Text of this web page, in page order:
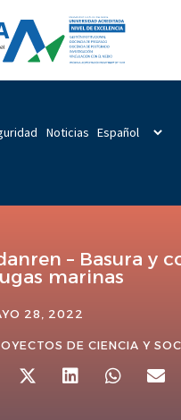
Noticias
– Basura y
marinas
28, 2022
DE CIENCIA Y